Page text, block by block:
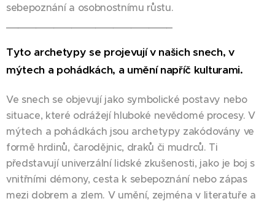
sebepoznání a osobnostnímu růstu.
Tyto archetypy se projevují v našich snech, v
mýtech a pohádkách, a umění napříč kulturami.
Ve snech se objevují jako symbolické postavy nebo
situace, které odrážejí hluboké nevědomé procesy. V
mýtech a pohádkách jsou archetypy zakódovány ve
formě hrdinů, čarodějnic, draků či mudrců. Ti
představují univerzální lidské zkušenosti, jako je boj s
vnitřními démony, cesta k sebepoznání nebo zápas
mezi dobrem a zlem. V umění, zejména v literatuře a